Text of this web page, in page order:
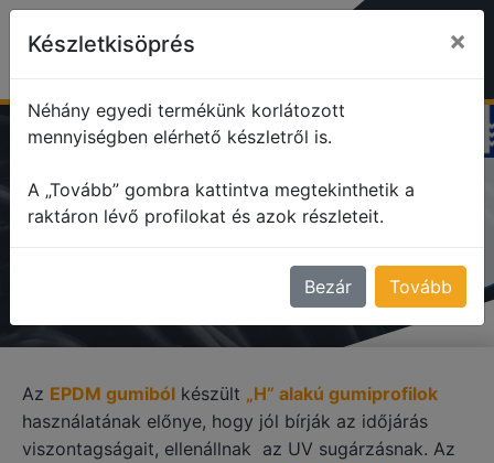
profile H alakú profilok EPDM gumiprofilok
Az EPDM gumiból készült „H” alakú gumiprofilok
használatának előnye, hogy jól bírják az időjárás
viszontagságait, ellenállnak az UV sugárzásnak. Az
Készletkisöprés ×
Néhány egyedi termékünk korlátozott
mennyiségben elérhető készletről is.
A „Tovább” gombra kattintva megtekinthetik a
raktáron lévő profilokat és azok részleteit.
Bezár Tovább